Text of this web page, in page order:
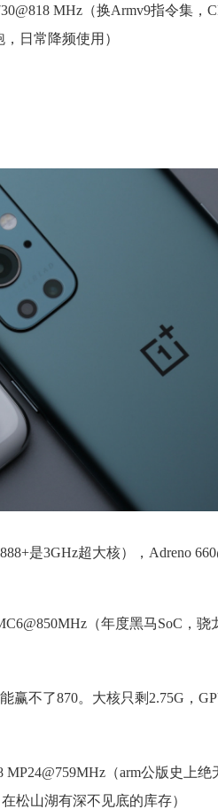
MHz（换Armv9指令集，
日常降频使用）
是3GHz超大核），Adreno
（年度黑马SoC，骁
赢不了870。大核只剩2.75G，
MP24@759MHz（arm公版史上
松山湖有深不见底的库存）